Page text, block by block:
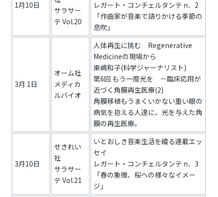
1月10日
サラサー
テ Vol.20
レガート・コンチェルタンテ n．2
「作曲家が音楽で語りかける季節の
息吹」
3月 1日
オーム社
メディカ
ルバイオ
人体再生に挑む Regenerative
Medicineの現場から
東嶋和子(科学ジャーナリスト)
第6回 もう一度光を －臨床応用が
近づく角膜再生医療(2)
角膜移植もうまくいかない重い眼の
病気を抱える人達に、光を与えた角
膜の再生医療。
3月10日
せきれい
社
サラサー
テ Vol.21
いとおしき音楽生活を綴る連載エッ
セイ
レガート・コンチェルタンテ n．3
「春の象徴、桜への様々なイメー
ジ」